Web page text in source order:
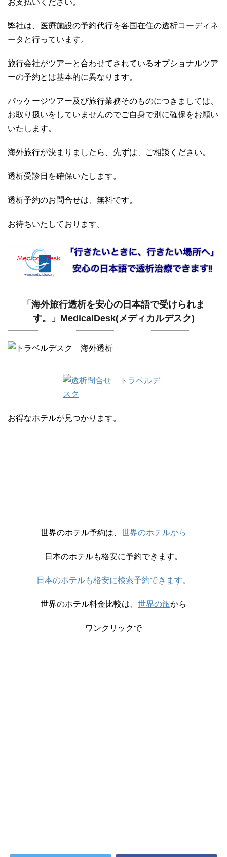
弊社は、医療施設の予約代行を各国在住の透析コーディネ
ータと行っています。
旅行会社がツアーと合わせてされているオプショナルツア
ーの予約とは基本的に異なります。
パッケージツアー及び旅行業務そのものにつきましては、
お取り扱いをしていませんのでご自身で別に確保をお願い
いたします。
海外旅行が決まりましたら、先ずは、ご相談ください。
透析受診日を確保いたします。
透析予約のお問合せは、無料です。
お待ちいたしております。
「海外旅行透析を安心の日本語で受けられま
す。」MedicalDesk(メディカルデスク)
お得なホテルが見つかります。
世界のホテル予約は、 世界のホテルから
日本のホテルも格安に予約できます。
日本のホテルも格安に検索予約できます。
世界のホテル料金比較は、 世界の旅から
ワンクリックで